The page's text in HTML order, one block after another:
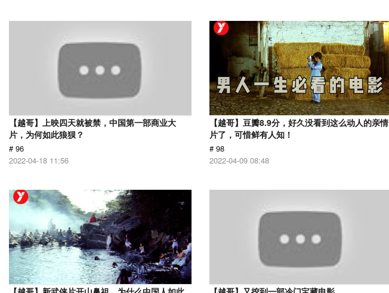
【越哥】上映四天就被禁，中国第一部商业大
片，为何如此狼狈？
# 96
2022-04-18 11:56
【越哥】豆瓣8.9分，好久没看到这么动人的亲情
片了，可惜鲜有人知！
# 98
2022-04-09 08:48